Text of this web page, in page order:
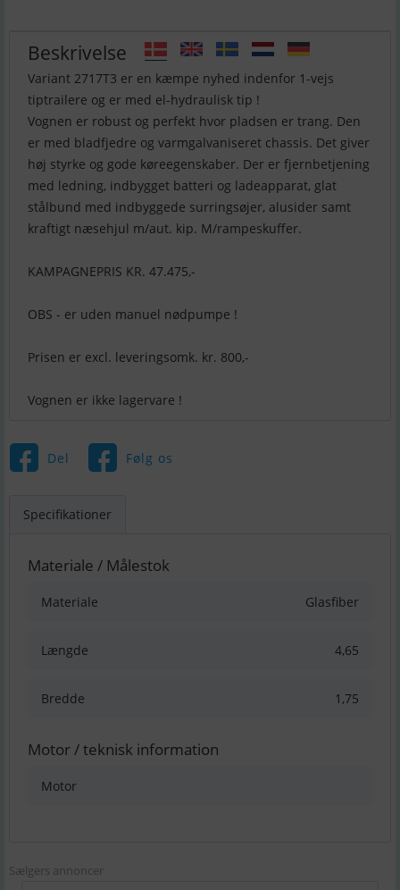
Beskrivelse
Variant 2717T3 er en kæmpe nyhed indenfor 1-vejs
tiptrailere og er med el-hydraulisk tip !
Vognen er robust og perfekt hvor pladsen er trang. Den
er med bladfjedre og varmgalvaniseret chassis. Det giver
høj styrke og gode køreegenskaber. Der er fjernbetjening
med ledning, indbygget batteri og ladeapparat, glat
stålbund med indbyggede surringsøjer, alusider samt
kraftigt næsehjul m/aut. kip. M/rampeskuffer.
KAMPAGNEPRIS KR. 47.475,-
OBS - er uden manuel nødpumpe !
Prisen er excl. leveringsomk. kr. 800,-
Vognen er ikke lagervare !
Del Følg os
Specifikationer
Materiale / Målestok
Materiale Glasfiber
Længde 4,65
Bredde 1,75
Motor / teknisk information
Motor
Sælgers annoncer